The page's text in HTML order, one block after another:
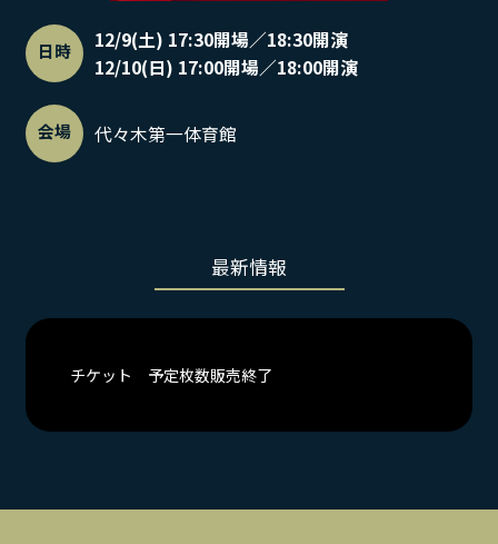
日時
12/9(土) 17:30開場／18:30開演
12/10(日) 17:00開場／18:00開演
会場 代々木第一体育館
最新情報
チケット 予定枚数販売終了